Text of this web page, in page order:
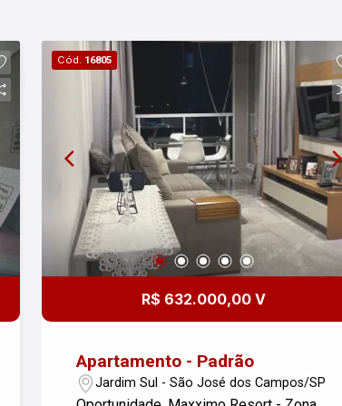
Cód. 16805
R$ 632.000,00 V
Apartamento - Padrão
Jardim Sul - São José dos Campos/SP